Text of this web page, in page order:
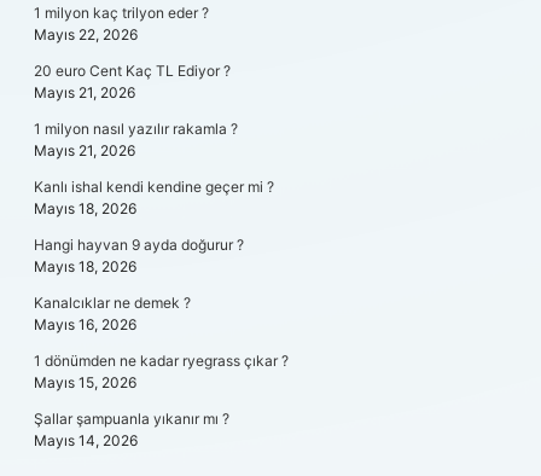
1 milyon kaç trilyon eder ?
Mayıs 22, 2026
20 euro Cent Kaç TL Ediyor ?
Mayıs 21, 2026
1 milyon nasıl yazılır rakamla ?
Mayıs 21, 2026
Kanlı ishal kendi kendine geçer mi ?
Mayıs 18, 2026
Hangi hayvan 9 ayda doğurur ?
Mayıs 18, 2026
Kanalcıklar ne demek ?
Mayıs 16, 2026
1 dönümden ne kadar ryegrass çıkar ?
Mayıs 15, 2026
Şallar şampuanla yıkanır mı ?
Mayıs 14, 2026